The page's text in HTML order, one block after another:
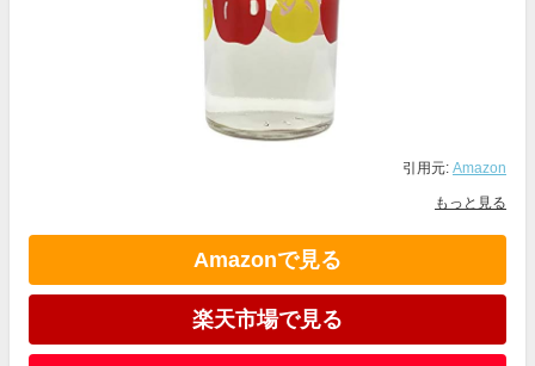
引用元: Amazon
もっと見る
Amazonで見る
楽天市場で見る